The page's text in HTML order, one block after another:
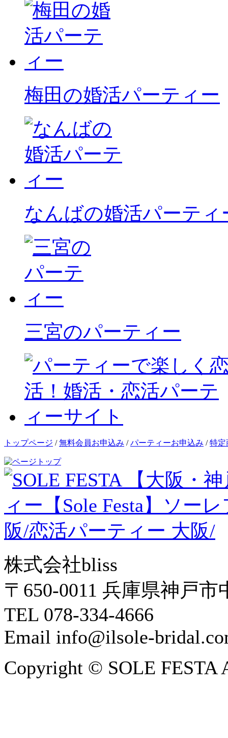
梅田の婚活パーティー
なんばの婚活パーティ
三宮のパーティー
トップページ /無料会員お申込み /パーティーお申込み /特定
株式会社bliss
〒650-0011 兵庫県神戸
TEL 078-334-4666
Email info@ilsole-
Copyright © SOLE FESTA